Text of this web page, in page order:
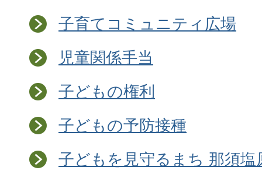
子育てコミュニティ広場
児童関係手当
子どもの権利
子どもの予防接種
子どもを見守るまち 那須塩